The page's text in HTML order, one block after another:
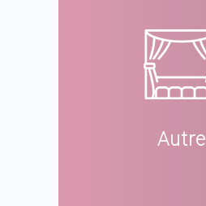
Autre